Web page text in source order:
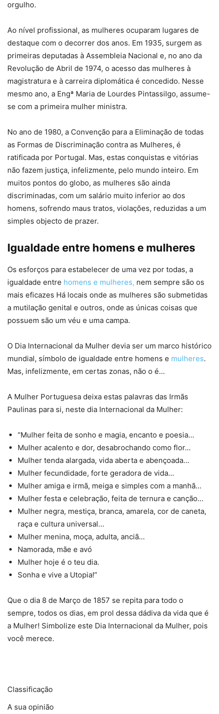
orgulho.
Ao nível profissional, as mulheres ocuparam lugares de
destaque com o decorrer dos anos. Em 1935, surgem as
primeiras deputadas à Assembleia Nacional e, no ano da
Revolução de Abril de 1974, o acesso das mulheres à
magistratura e à carreira diplomática é concedido. Nesse
mesmo ano, a Engª Maria de Lourdes Pintassilgo, assume-
se com a primeira mulher ministra.
No ano de 1980, a Convenção para a Eliminação de todas
as Formas de Discriminação contra as Mulheres, é
ratificada por Portugal. Mas, estas conquistas e vitórias
não fazem justiça, infelizmente, pelo mundo inteiro. Em
muitos pontos do globo, as mulheres são ainda
discriminadas, com um salário muito inferior ao dos
homens, sofrendo maus tratos, violações, reduzidas a um
simples objecto de prazer.
Igualdade entre homens e mulheres
Os esforços para estabelecer de uma vez por todas, a
igualdade entre homens e mulheres, nem sempre são os
mais eficazes Há locais onde as mulheres são submetidas
a mutilação genital e outros, onde as únicas coisas que
possuem são um véu e uma campa.
O Dia Internacional da Mulher devia ser um marco histórico
mundial, símbolo de igualdade entre homens e mulheres.
Mas, infelizmente, em certas zonas, não o é…
A Mulher Portuguesa deixa estas palavras das Irmãs
Paulinas para si, neste dia Internacional da Mulher:
“Mulher feita de sonho e magia, encanto e poesia…
Mulher acalento e dor, desabrochando como flor…
Mulher tenda alargada, vida aberta e abençoada…
Mulher fecundidade, forte geradora de vida…
Mulher amiga e irmã, meiga e simples com a manhã…
Mulher festa e celebração, feita de ternura e canção…
Mulher negra, mestiça, branca, amarela, cor de caneta,
raça e cultura universal…
Mulher menina, moça, adulta, anciã…
Namorada, mãe e avó
Mulher hoje é o teu dia.
Sonha e vive a Utopia!”
Que o dia 8 de Março de 1857 se repita para todo o
sempre, todos os dias, em prol dessa dádiva da vida que é
a Mulher! Simbolize este Dia Internacional da Mulher, pois
você merece.
Classificação
A sua opinião